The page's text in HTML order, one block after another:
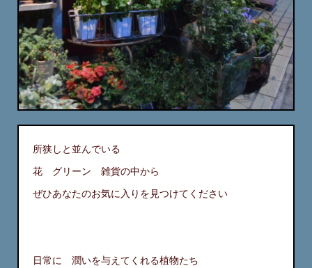
所狭しと並んでいる
花 グリーン 雑貨の中から
ぜひあなたのお気に入りを見つけてください
日常に 潤いを与えてくれる植物たち